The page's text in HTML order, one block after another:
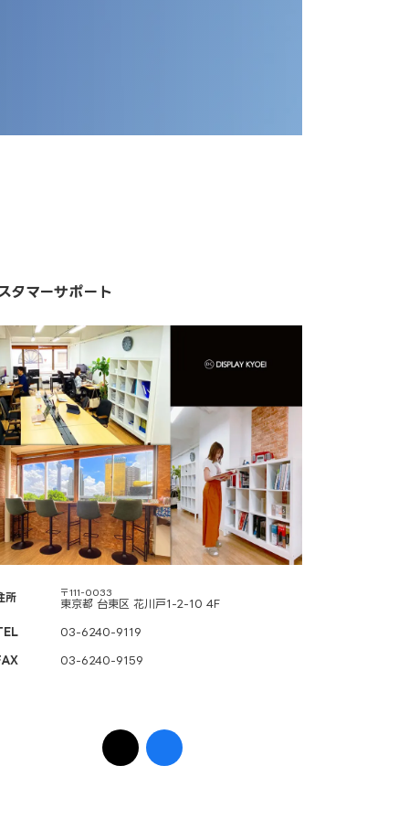
タマーサポート
所 〒111-0033
東京都 台東区 花川戸1-2-10 4F
03-6240-9119
03-6240-9159
ア
イ
コ
ン
ア
イ
コ
ン